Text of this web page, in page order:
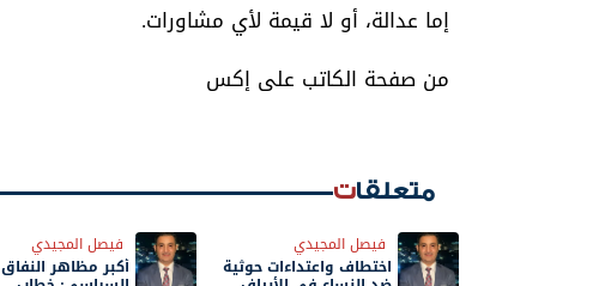
إما عدالة، أو لا قيمة لأي مشاورات.
من صفحة الكاتب على إكس
متعلقات
فيصل المجيدي
اختطاف واعتداءات حوثية
فيصل المجيدي
أكبر مظاهر النفاق